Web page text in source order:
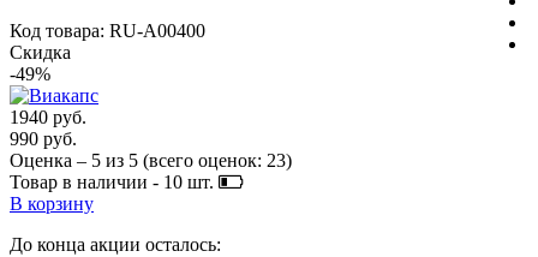
Код товара: RU-A00400
Скидка
-49%
1940 руб.
990 руб.
Оценка – 5 из 5 (всего оценок: 23)
Товар в наличии - 10 шт.
В корзину
До конца акции осталось: